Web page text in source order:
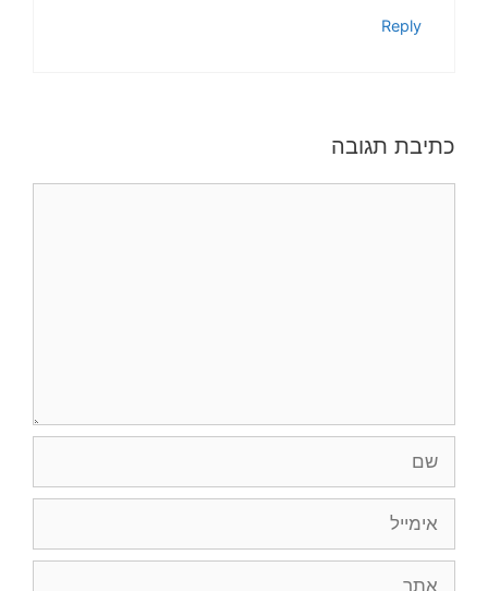
Reply
כתיבת תגובה